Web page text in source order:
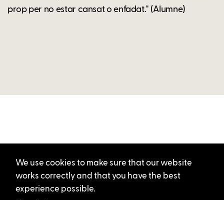
prop per no estar cansat o enfadat." (Alumne)
We use cookies to make sure that our website
works correctly and that you have the best
experience possible.